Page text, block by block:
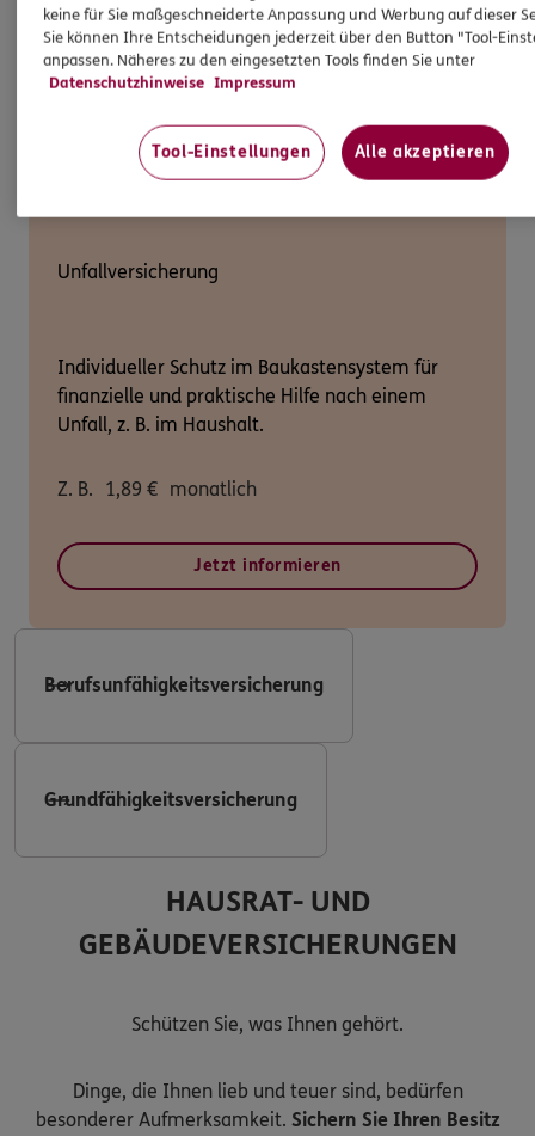
Unfallversicherung
Individueller Schutz im Baukastensystem für
finanzielle und praktische Hilfe nach einem
Unfall, z. B. im Haushalt.
Z. B. 1,89 € monatlich
Jetzt informieren
Berufsunfähigkeitsversicherung
Grundfähigkeitsversicherung
HAUSRAT- UND
GEBÄUDEVERSICHERUNGEN
Schützen Sie, was Ihnen gehört.
Dinge, die Ihnen lieb und teuer sind, bedürfen
besonderer Aufmerksamkeit. Sichern Sie Ihren Besitz
keine für Sie maßgeschneiderte Anpassung und Werbung auf dieser
Sie können Ihre Entscheidungen jederzeit über den Button "Tool-
anpassen. Näheres zu den eingesetzten Tools finden Sie unter
Datenschutzhinweise Impressum
Tool-Einstellungen Alle akzeptieren